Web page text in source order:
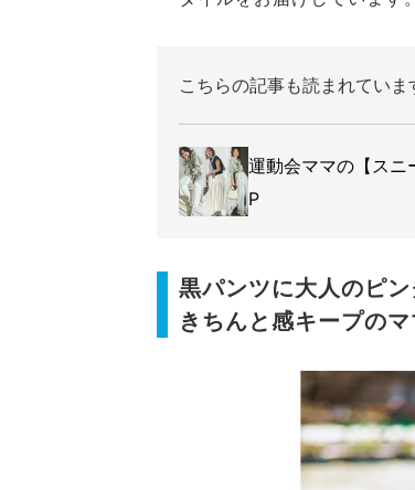
こちらの記事も読まれていま
運動会ママの【スニ
P
黒パンツに大人のピ
きちんと感キープの